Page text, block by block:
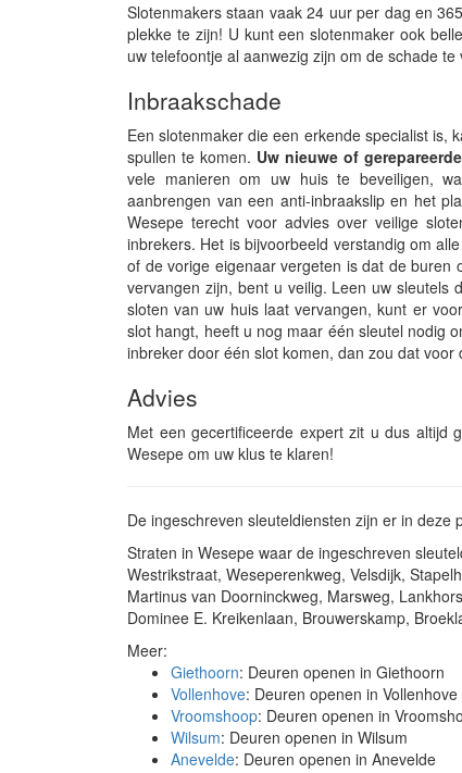
Slotenmakers staan vaak 24 uur per dag en
plekke te zijn! U kunt een slotenmaker ook
uw telefoontje al aanwezig zijn om de schade te
Inbraakschade
Een slotenmaker die een erkende specialist is,
spullen te komen. Uw nieuwe of
vele manieren om uw huis te beveiligen,
aanbrengen van een anti-inbraakslip en het
Wesepe terecht voor advies over veilige
inbrekers. Het is bijvoorbeeld verstandig om
of de vorige eigenaar vergeten is dat de buren
vervangen zijn, bent u veilig. Leen uw
sloten van uw huis laat vervangen, kunt er
slot hangt, heeft u nog maar één sleutel nodig
inbreker door één slot komen, dan zou dat voor
Advies
Met een gecertificeerde expert zit u dus altijd
Wesepe om uw klus te klaren!
De ingeschreven sleuteldiensten zijn er in deze
Straten in Wesepe waar de ingeschreven
Westrikstraat, Weseperenkweg, Velsdijk,
Martinus van Doorninckweg, Marsweg,
Dominee E. Kreikenlaan, Brouwerskamp,
Meer:
Giethoorn: Deuren openen in Giethoorn
Vollenhove: Deuren openen in Vollenhove
Vroomshoop: Deuren openen in
Wilsum: Deuren openen in Wilsum
Anevelde: Deuren openen in Anevelde